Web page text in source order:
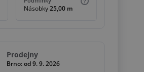
Násobky25,00 m
Prodejny
Brno: od 9. 9. 2026